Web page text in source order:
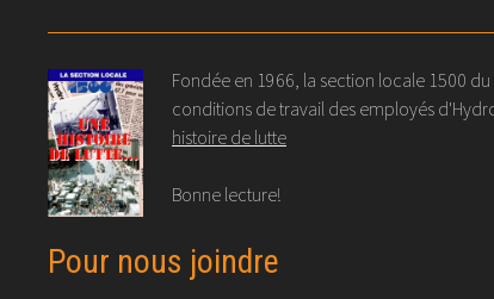
Fondée en 1966, la section locale 1500
conditions de travail des employés
histoire de lutte
Bonne lecture!
Pour nous joindre